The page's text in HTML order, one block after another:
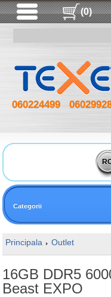
(0)
060224499
Categorii
Principala Outlet
16GB DDR5
Beast EXPO